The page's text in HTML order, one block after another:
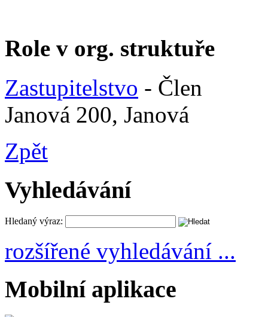
Role v org. struktuře
Zastupitelstvo - Člen
Janová 200, Janová
Zpět
Vyhledávání
Hledaný výraz:
rozšířené vyhledávání ...
Mobilní aplikace